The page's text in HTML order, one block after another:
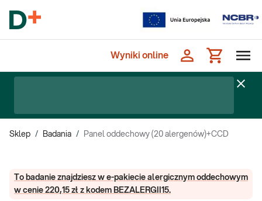
Wyniki online
Sklep / Badania / Panel oddechowy (20 alergenów)+CCD
To badanie znajdziesz w e-pakiecie alergicznym oddechowym
w cenie 220,15 zł z kodem BEZALERGII15.